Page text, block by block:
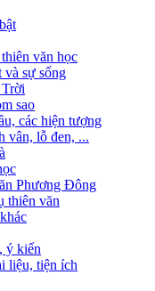
văn học
sự sống
sao
các hiện tượng
vân, lỗ đen, ...
Phương Đông
thiên văn
ý kiến
liệu, tiện ích